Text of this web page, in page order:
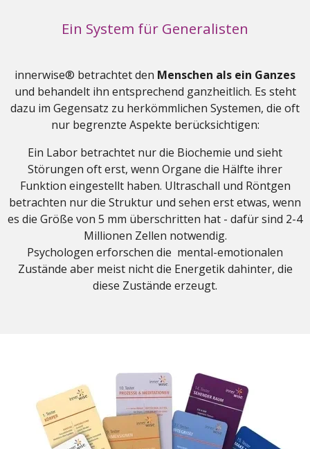
Ein System für Generalisten
innerwise® betrachtet den Menschen als ein Ganzes
und behandelt ihn entsprechend ganzheitlich. Es steht
dazu im Gegensatz zu herkömmlichen Systemen, die oft
nur begrenzte Aspekte berücksichtigen:
Ein Labor betrachtet nur die Biochemie und sieht
Störungen oft erst, wenn Organe die Hälfte ihrer
Funktion eingestellt haben. Ultraschall und Röntgen
betrachten nur die Struktur und sehen erst etwas, wenn
es die Größe von 5 mm überschritten hat - dafür sind 2-4
Millionen Zellen notwendig.
Psychologen erforschen die mental-emotionalen
Zustände aber meist nicht die Energetik dahinter, die
diese Zustände erzeugt.